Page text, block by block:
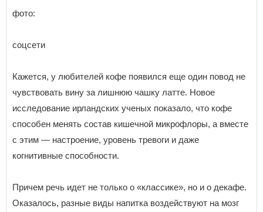
фото:
соцсети
Кажется, у любителей кофе появился еще один повод не
чувствовать вину за лишнюю чашку латте. Новое
исследование ирландских ученых показало, что кофе
способен менять состав кишечной микрофлоры, а вместе
с этим — настроение, уровень тревоги и даже
когнитивные способности.
Причем речь идет не только о «классике», но и о декафе.
Оказалось, разные виды напитка воздействуют на мозг